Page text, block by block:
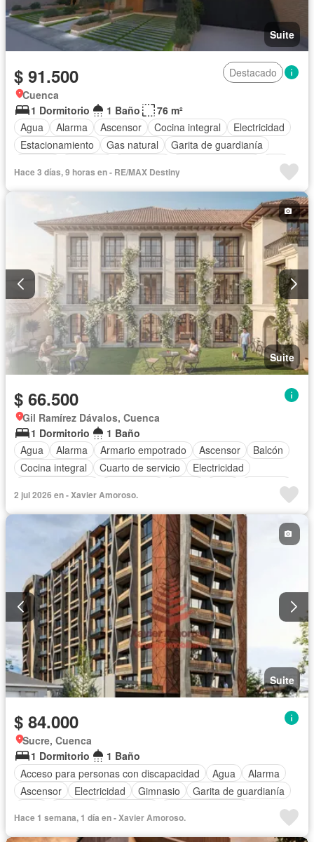
Suite
$ 91.500
Destacado
Cuenca
1 Dormitorio
1 Baño
76 m²
Agua
Alarma Ascensor Cocina integral
Electricidad
Estacionamiento
Gas natural
Garita de guardianía
Wifi
Parcialmente amoblado
Hace 3 días, 9 horas en - RE/MAX Destiny
Suite
$ 66.500
Gil Ramírez Dávalos, Cuenca
1 Dormitorio
1 Baño
Agua
Alarma Armario empotrado Ascensor
Balcón
Cocina integral
Cuarto de servicio
Electricidad
Conserje
Seguridad
Wifi Sin amoblar
2 jul 2026 en - Xavier Amoroso.
Suite
$ 84.000
Sucre, Cuenca
1 Dormitorio
1 Baño
Acceso para personas con discapacidad
Agua
Alarma
Ascensor
Electricidad Gimnasio
Garita de guardianía
Sin amoblar
Hace 1 semana, 1 día en - Xavier Amoroso.